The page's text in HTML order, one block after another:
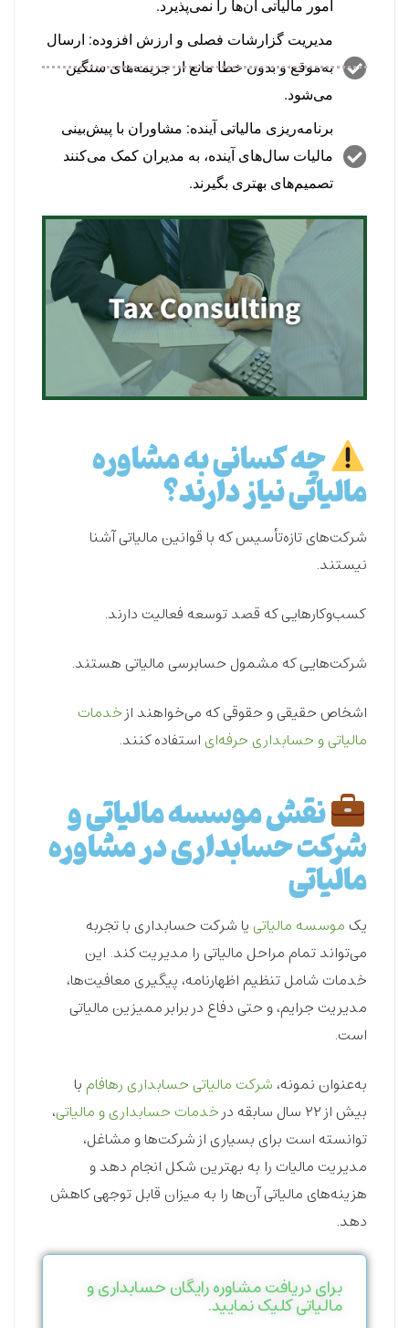
امور مالیاتی آن‌ها را نمی‌پذیرد.
مدیریت گزارشات فصلی و ارزش افزوده: ارسال
به‌موقع و بدون خطا مانع از جریمه‌های سنگین
می‌شود.
برنامه‌ریزی مالیاتی آینده: مشاوران با پیش‌بینی
مالیات سال‌های آینده، به مدیران کمک می‌کنند
تصمیم‌های بهتری بگیرند.
چه کسانی به مشاوره
مالیاتی نیاز دارند؟
شرکت‌های تازه‌تأسیس که با قوانین مالیاتیآشنا
نیستند.
کسب‌وکارهایی که قصد توسعه فعالیت دارند.
شرکت‌هایی که مشمول حسابرسی مالیاتی هستند.
اشخاص حقیقی و حقوقی که می‌خواهند ازخدمات
مالیاتی و حسابداری حرفه‌ای استفاده کنند.
نقش موسسه مالیاتی و
شرکت حسابداری در مشاوره
مالیاتی
یک موسسه مالیاتی یا شرکت حسابداری با تجربه
می‌تواند تمام مراحل مالیاتی را مدیریت کند. این
خدمات شامل تنظیم اظهارنامه، پیگیری معافیت‌ها،
مدیریت جرایم، و حتی دفاع در برابر ممیزین مالیاتی
است.
به‌عنوان نمونه، شرکت مالیاتی حسابداری رهافام با
بیش از ۲۲ سال سابقه در
خدمات حسابداری و مالیاتی،
توانسته است برای بسیاری از شرکت‌ها و مشاغل،
مدیریت مالیات را به بهترین شکل انجام دهد و
هزینه‌های مالیاتی آن‌ها را به میزان قابل توجهی کاهش
دهد.
برای دریافت مشاوره رایگان حسابداری و
مالیاتی کلیک نمایید.